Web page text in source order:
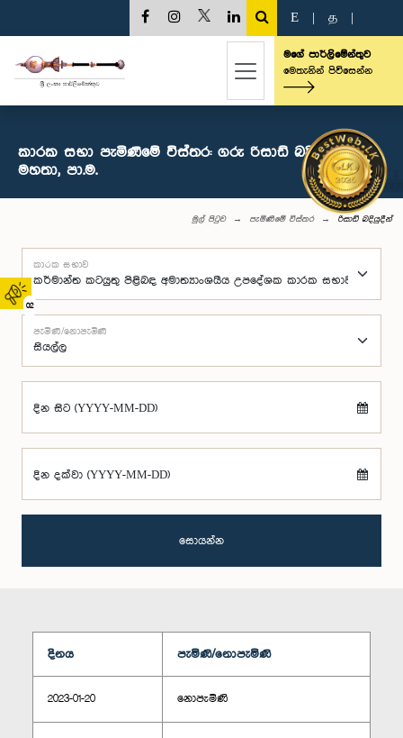
02
E த
මගේ පාර්ලිමේන්තුව
මෙතැනින් පිවිසෙන්න
කාරක සභා පැමිණීමේ විස්තර: ගරු රිසාඩ් බදියුදීන්
මහතා, පා.ම.
මුල් පිටුව පැමිණීමේ විස්තර රිසාඩ් බදියුදීන්
කාරක සභාව
පැමිණි/නොපැමිණි
දින සිට (YYYY-MM-DD)
දින දක්වා (YYYY-MM-DD)
සොයන්න
දිනය පැමිණි/නොපැමිණි
2023-01-20 නොපැමිණි